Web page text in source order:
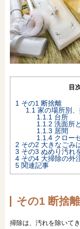
目
1 その1 断捨離
1.1 家の場所別
1.1.1 台所
1.1.2 洗面所
1.1.3 居間
1.1.4クロー
2 その2 大きなごみ
3 その3 ぬめり汚れ
4 その4 大掃除の外
5 関連記事
その1 断捨離
掃除は、汚れを除いて